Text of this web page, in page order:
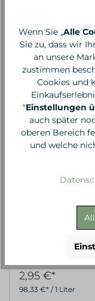
98,33 €* / 1 Liter
Eukalyptus, 30 ml
98,33 €* / 1 Liter
2,95 €*
Wenn Sie „Alle
Sie zu, dass wir
an unsere
zustimmen
Cookies und
"Einstellungen
auch später
oberen Bereich
und welche